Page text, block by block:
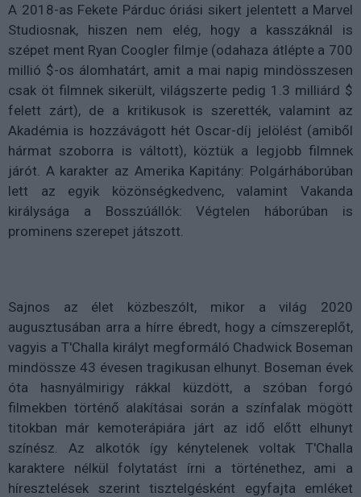
A 2018-as Fekete Párduc óriási sikert jelentett a Marvel
Studiosnak, hiszen nem elég, hogy a kasszáknál is
szépet ment Ryan Coogler filmje (odahaza átlépte a 700
millió $-os álomhatárt, amit a mai napig mindösszesen
csak öt filmnek sikerült, világszerte pedig 1.3 milliárd $
felett zárt), de a kritikusok is szerették, valamint az
Akadémia is hozzávágott hét Oscar-díj jelölést (amiből
hármat szoborra is váltott), köztük a legjobb filmnek
járót. A karakter az Amerika Kapitány: Polgárháborúban
lett az egyik közönségkedvenc, valamint Vakanda
királysága a Bosszúállók: Végtelen háborúban is
prominens szerepet játszott.
Sajnos az élet közbeszólt, mikor a világ 2020
augusztusában arra a hírre ébredt, hogy a címszereplőt,
vagyis a T'Challa királyt megformáló Chadwick Boseman
mindössze 43 évesen tragikusan elhunyt. Boseman évek
óta hasnyálmirigy rákkal küzdött, a szóban forgó
filmekben történő alakításai során a színfalak mögött
titokban már kemoterápiára járt az idő előtt elhunyt
színész. Az alkotók így kénytelenek voltak T'Challa
karaktere nélkül folytatást írni a történethez, ami a
híresztelések szerint tisztelgésként egyfajta emléket